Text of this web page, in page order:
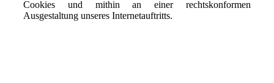
Cookies und mithin an einer rechtskonformen
Ausgestaltung unseres Internetauftritts.